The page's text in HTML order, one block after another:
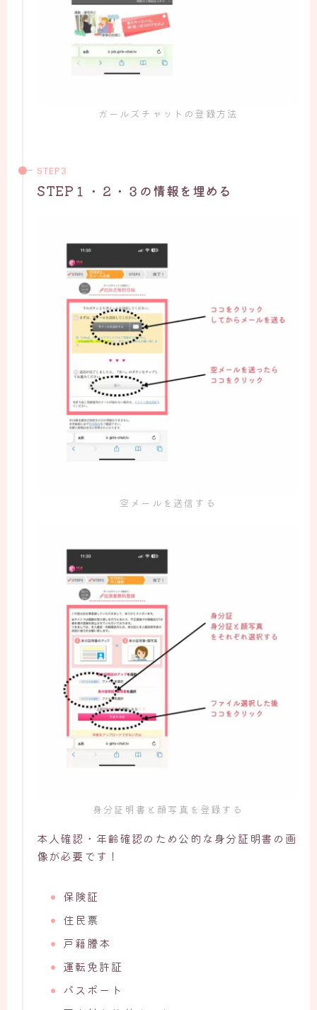
ガールズチャットの登録方法
STEP１・２・３の情報を埋める
空メールを送信する
身分証明書と顔写真を登録する
本人確認・年齢確認のため公的な身分証明書の画
像が必要です！
保険証
住民票
戸籍謄本
運転免許証
パスポート